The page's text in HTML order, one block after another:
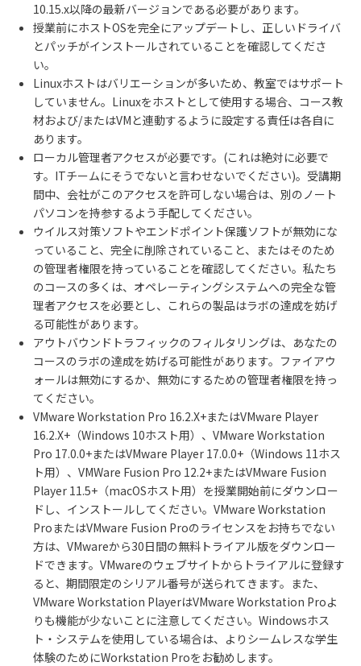
10.15.x以降の最新バージョンである必要があります。
授業前にホストOSを完全にアップデートし、正しいドライバ
とパッチがインストールされていることを確認してくださ
い。
Linuxホストはバリエーションが多いため、教室ではサポート
していません。Linuxをホストとして使用する場合、コース教
材および/またはVMと連動するように設定する責任は各自に
あります。
ローカル管理者アクセスが必要です。(これは絶対に必要で
す。ITチームにそうでないと言わせないでください)。受講期
間中、会社がこのアクセスを許可しない場合は、別のノート
パソコンを持参するよう手配してください。
ウイルス対策ソフトやエンドポイント保護ソフトが無効にな
っていること、完全に削除されていること、またはそのため
の管理者権限を持っていることを確認してください。私たち
のコースの多くは、オペレーティングシステムへの完全な管
理者アクセスを必要とし、これらの製品はラボの達成を妨げ
る可能性があります。
アウトバウンドトラフィックのフィルタリングは、あなたの
コースのラボの達成を妨げる可能性があります。ファイアウ
ォールは無効にするか、無効にするための管理者権限を持っ
てください。
VMware Workstation Pro 16.2.X+またはVMware Player
16.2.X+（Windows 10ホスト用）、VMware Workstation
Pro 17.0.0+またはVMware Player 17.0.0+（Windows 11ホス
ト用）、VMWare Fusion Pro 12.2+またはVMware Fusion
Player 11.5+（macOSホスト用）を授業開始前にダウンロー
ドし、インストールしてください。VMware Workstation
ProまたはVMware Fusion Proのライセンスをお持ちでない
方は、VMwareから30日間の無料トライアル版をダウンロー
ドできます。VMwareのウェブサイトからトライアルに登録す
ると、期間限定のシリアル番号が送られてきます。また、
VMware Workstation PlayerはVMware Workstation Proよ
りも機能が少ないことに注意してください。Windowsホス
ト・システムを使用している場合は、よりシームレスな学生
体験のためにWorkstation Proをお勧めします。